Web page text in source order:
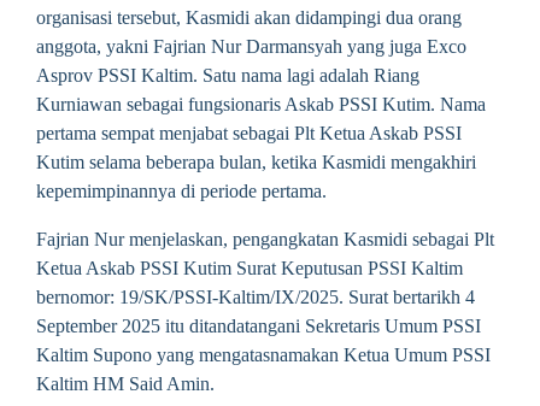
organisasi tersebut, Kasmidi akan didampingi dua orang
anggota, yakni Fajrian Nur Darmansyah yang juga Exco
Asprov PSSI Kaltim. Satu nama lagi adalah Riang
Kurniawan sebagai fungsionaris Askab PSSI Kutim. Nama
pertama sempat menjabat sebagai Plt Ketua Askab PSSI
Kutim selama beberapa bulan, ketika Kasmidi mengakhiri
kepemimpinannya di periode pertama.
Fajrian Nur menjelaskan, pengangkatan Kasmidi sebagai Plt
Ketua Askab PSSI Kutim Surat Keputusan PSSI Kaltim
bernomor: 19/SK/PSSI-Kaltim/IX/2025. Surat bertarikh 4
September 2025 itu ditandatangani Sekretaris Umum PSSI
Kaltim Supono yang mengatasnamakan Ketua Umum PSSI
Kaltim HM Said Amin.